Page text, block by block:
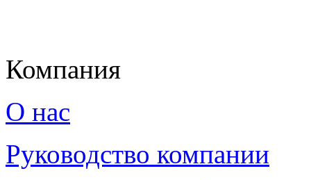
Компания
О нас
Руководство компании